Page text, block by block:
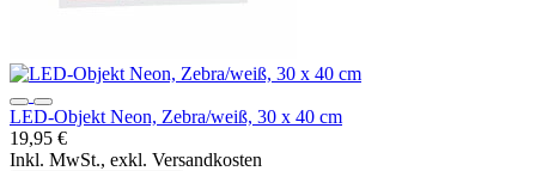
LED-Objekt Neon, Zebra/weiß, 30 x 40 cm
19,95 €
Inkl. MwSt., exkl. Versandkosten